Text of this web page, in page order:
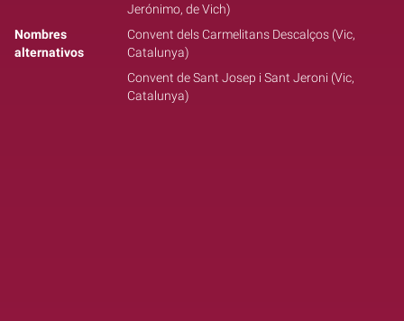
Jerónimo, de Vich)
Nombres
alternativos
Convent dels Carmelitans Descalços (Vic,
Catalunya)
Convent de Sant Josep i Sant Jeroni (Vic,
Catalunya)